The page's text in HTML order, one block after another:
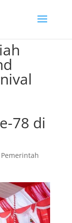
78 di
Pemerintah